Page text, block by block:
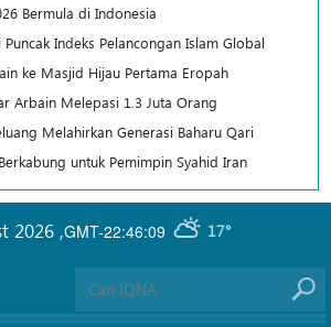
Bermula di Indonesia
Indeks Pelancongan Islam Global
ke Masjid Hijau Pertama Eropah
Arbain Melepasi 1.3 Juta Orang
Melahirkan Generasi Baharu Qari
untuk Pemimpin Syahid Iran
GMT-22:46:09 17°
2026 ,